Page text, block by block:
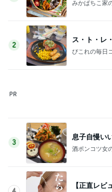
完成したこだわりの本革バッグ
配偶者なし仕事な
Amebaトピックス
ミスドで感無量の
Amebaトピックス